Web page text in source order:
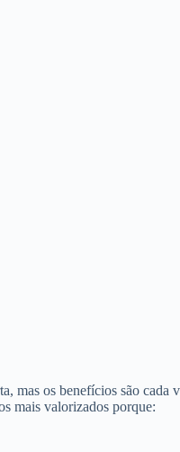
mas os benefícios são cada
mais valorizados porque: